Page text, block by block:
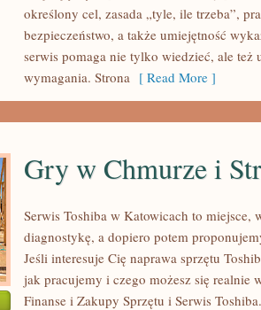
określony cel, zasada „tyle, ile trzeba”,
bezpieczeństwo, a także umiejętność
serwis pomaga nie tylko wiedzieć, ale też
wymagania. Strona [ Read More ]
Gry w Chmurze i
Serwis Toshiba w Katowicach to miejsce,
diagnostykę, a dopiero potem
Jeśli interesuje Cię naprawa sprzętu
jak pracujemy i czego możesz się realnie
Finanse i Zakupy Sprzętu i Serwis